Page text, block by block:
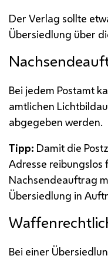
Der Verlag sollte
Übersiedlung über
Bei jedem Postamt
amtlichen
abgegeben werden.
Tipp: Damit die
Adresse
Nachsendeauftrag
Übersiedlung in
Bei einer